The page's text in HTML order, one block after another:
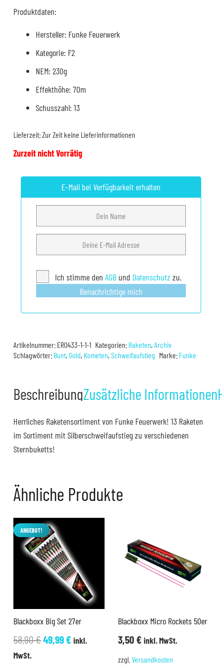
Produktdaten:
Hersteller: Funke Feuerwerk
Kategorie: F2
NEM: 230g
Effekthöhe: 70m
Schusszahl: 13
Lieferzeit:Zur Zeit keine Lieferinformationen
Zurzeit nicht Vorrätig
E-Mail bei Verfügbarkeit erhalten
Ich stimme denAGB und Datenschutz zu.
Benachrichtige mich
Artikelnummer: ER0433-1-1-1 Kategorien: Raketen,Archiv
Schlagwörter: Bunt, Gold, Kometen, Schweifaufstieg Marke: Funke
BeschreibungZusätzliche Informationen
Herrliches Raketensortiment von Funke Feuerwerk! 13 Raketen
im Sortiment mit Silberschweifaufstieg zu verschiedenen
Sternbuketts!
Ähnliche Produkte
ANGEBOT!
Blackboxx Big Set 27er
58,90€Ursprünglicher
49,99€Aktueller
inkl.
MwSt.
Blackboxx Micro Rockets 50er
3,50€ inkl. MwSt.
zzgl. Versandkosten